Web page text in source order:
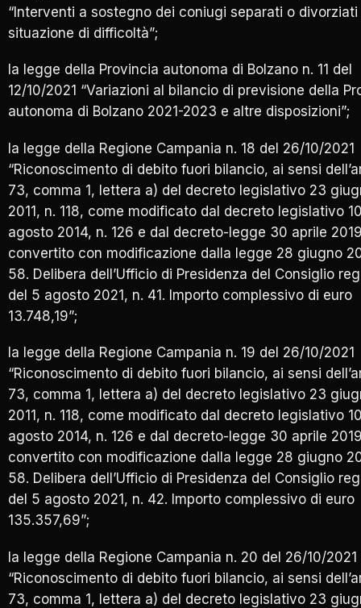
“Interventi a sostegno dei coniugi separati o divorziati
situazione di difficoltà”;
la legge della Provincia autonoma di Bolzano n. 11 del
12/10/2021 “Variazioni al bilancio di previsione della
autonoma di Bolzano 2021-2023 e altre disposizioni”;
la legge della Regione Campania n. 18 del 26/10/2021
“Riconoscimento di debito fuori bilancio, ai sensi
73, comma 1, lettera a) del decreto legislativo 23
2011, n. 118, come modificato dal decreto legislativo
agosto 2014, n. 126 e dal decreto-legge 30 aprile
convertito con modificazione dalla legge 28 giugno
58. Delibera dell’Ufficio di Presidenza del Consiglio
del 5 agosto 2021, n. 41. Importo complessivo di euro
13.748,19”;
la legge della Regione Campania n. 19 del 26/10/2021
“Riconoscimento di debito fuori bilancio, ai sensi
73, comma 1, lettera a) del decreto legislativo 23
2011, n. 118, come modificato dal decreto legislativo
agosto 2014, n. 126 e dal decreto-legge 30 aprile
convertito con modificazione dalla legge 28 giugno
58. Delibera dell’Ufficio di Presidenza del Consiglio
del 5 agosto 2021, n. 42. Importo complessivo di euro
135.357,69”;
la legge della Regione Campania n. 20 del 26/10/2021
“Riconoscimento di debito fuori bilancio, ai sensi
73, comma 1, lettera a) del decreto legislativo 23